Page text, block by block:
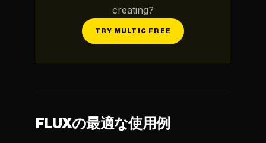
creating?
TRY MULTIC FREE
FLUXの最適な使用例